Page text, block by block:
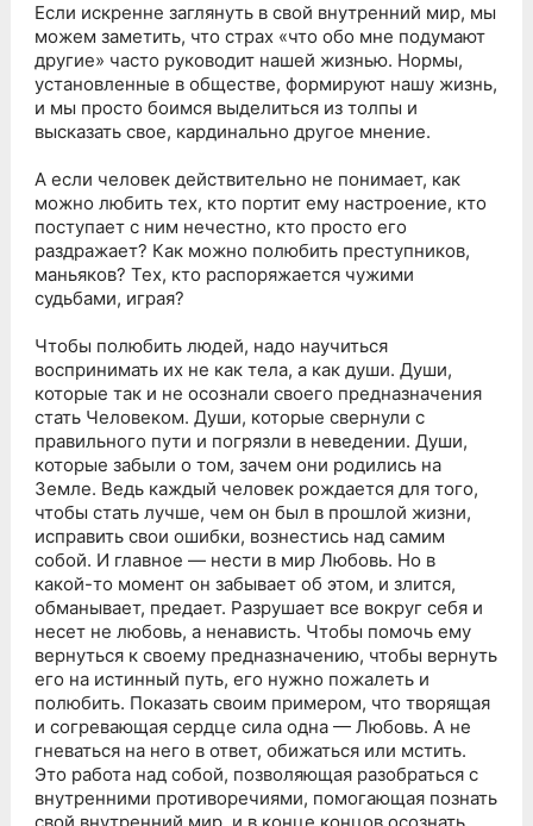
Если искренне заглянуть в свой внутренний мир, мы
можем заметить, что страх «что обо мне подумают
другие» часто руководит нашей жизнью. Нормы,
установленные в обществе, формируют нашу жизнь,
и мы просто боимся выделиться из толпы и
высказать свое, кардинально другое мнение.
А если человек действительно не понимает, как
можно любить тех, кто портит ему настроение, кто
поступает с ним нечестно, кто просто его
раздражает? Как можно полюбить преступников,
маньяков? Тех, кто распоряжается чужими
судьбами, играя?
Чтобы полюбить людей, надо научиться
воспринимать их не как тела, а как души. Души,
которые так и не осознали своего предназначения
стать Человеком. Души, которые свернули с
правильного пути и погрязли в неведении. Души,
которые забыли о том, зачем они родились на
Земле. Ведь каждый человек рождается для того,
чтобы стать лучше, чем он был в прошлой жизни,
исправить свои ошибки, вознестись над самим
собой. И главное — нести в мир Любовь. Но в
какой-то момент он забывает об этом, и злится,
обманывает, предает. Разрушает все вокруг себя и
несет не любовь, а ненависть. Чтобы помочь ему
вернуться к своему предназначению, чтобы вернуть
его на истинный путь, его нужно пожалеть и
полюбить. Показать своим примером, что творящая
и согревающая сердце сила одна — Любовь. А не
гневаться на него в ответ, обижаться или мстить.
Это работа над собой, позволяющая разобраться с
внутренними противоречиями, помогающая познать